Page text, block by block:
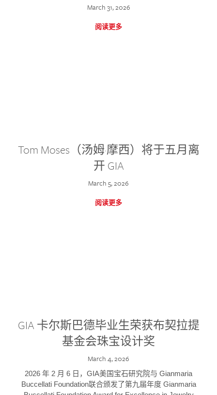
March 31, 2026
阅读更多
Tom Moses（汤姆·摩西）将于五月离
开 GIA
March 5, 2026
阅读更多
GIA 卡尔斯巴德毕业生荣获布契拉提
基金会珠宝设计奖
March 4, 2026
2026 年 2 月 6 日，GIA美国宝石研究院与 Gianmaria
Buccellati Foundation联合颁发了第九届年度 Gianmaria